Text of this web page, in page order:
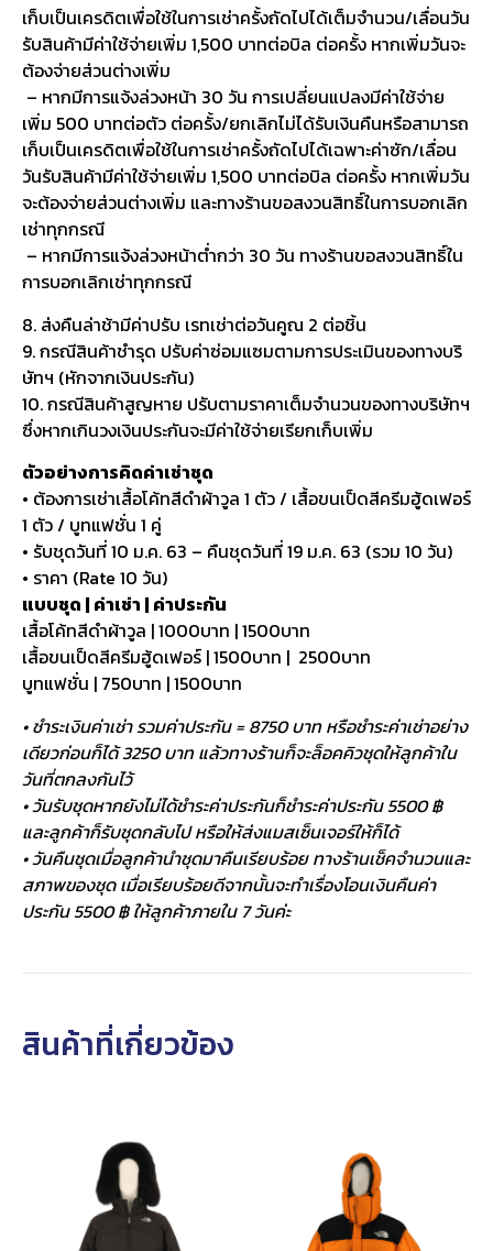
เก็บเป็นเครดิตเพื่อใช้ในการเช่าครั้งถัดไปได้เต็มจำนวน/เลื่อนวัน
รับสินค้ามีค่าใช้จ่ายเพิ่ม 1,500 บาทต่อบิล ต่อครั้ง หากเพิ่มวันจะ
ต้องจ่ายส่วนต่างเพิ่ม
– หากมีการแจ้งล่วงหน้า 30 วัน การเปลี่ยนแปลงมีค่าใช้จ่าย
เพิ่ม 500 บาทต่อตัว ต่อครั้ง/ยกเลิกไม่ได้รับเงินคืนหรือสามารถ
เก็บเป็นเครดิตเพื่อใช้ในการเช่าครั้งถัดไปได้เฉพาะค่าซัก/เลื่อน
วันรับสินค้ามีค่าใช้จ่ายเพิ่ม 1,500 บาทต่อบิล ต่อครั้ง หากเพิ่มวัน
จะต้องจ่ายส่วนต่างเพิ่ม และทางร้านขอสงวนสิทธิ์ในการบอกเลิก
เช่าทุกกรณี
– หากมีการแจ้งล่วงหน้าต่ำกว่า 30 วัน ทางร้านขอสงวนสิทธิ์ใน
การบอกเลิกเช่าทุกกรณี
8. ส่งคืนล่าช้ามีค่าปรับ เรทเช่าต่อวันคูณ 2 ต่อชิ้น
9. กรณีสินค้าชำรุด ปรับค่าซ่อมแซมตามการประเมินของทางบริ
ษัทฯ (หักจากเงินประกัน)
10. กรณีสินค้าสูญหาย ปรับตามราคาเต็มจำนวนของทางบริษัทฯ
ซึ่งหากเกินวงเงินประกันจะมีค่าใช้จ่ายเรียกเก็บเพิ่ม
ตัวอย่างการคิดค่าเช่าชุด
• ต้องการเช่าเสื้อโค้ทสีดำผ้าวูล 1 ตัว / เสื้อขนเป็ดสีครีมฮู้ดเฟอร์
1 ตัว / บูทแฟชั่น 1 คู่
• รับชุดวันที่ 10 ม.ค. 63 – คืนชุดวันที่ 19 ม.ค. 63 (รวม 10 วัน)
• ราคา (Rate 10 วัน)
แบบชุด | ค่าเช่า | ค่าประกัน
เสื้อโค้ทสีดำผ้าวูล | 1000บาท | 1500บาท
เสื้อขนเป็ดสีครีมฮู้ดเฟอร์ | 1500บาท | 2500บาท
บูทแฟชั่น | 750บาท | 1500บาท
• ชำระเงินค่าเช่า รวมค่าประกัน = 8750 บาท หรือชำระค่าเช่าอย่าง
เดียวก่อนก็ได้ 3250 บาท แล้วทางร้านก็จะล็อคคิวชุดให้ลูกค้าใน
วันที่ตกลงกันไว้
• วันรับชุดหากยังไม่ได้ชำระค่าประกันก็ชำระค่าประกัน 5500 ฿
และลูกค้าก็รับชุดกลับไป หรือให้ส่งแมสเซ็นเจอร์ให้ก็ได้
• วันคืนชุดเมื่อลูกค้านำชุดมาคืนเรียบร้อย ทางร้านเช็คจำนวนและ
สภาพของชุด เมื่อเรียบร้อยดีจากนั้นจะทำเรื่องโอนเงินคืนค่า
ประกัน 5500 ฿ ให้ลูกค้าภายใน 7 วันค่ะ
สินค้าที่เกี่ยวข้อง